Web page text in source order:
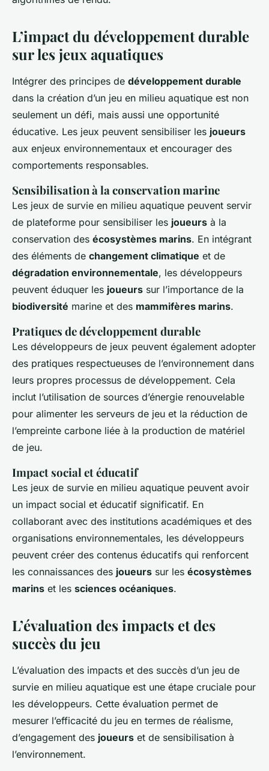
L’impact du développement durable
sur les jeux aquatiques
Intégrer des principes de développement durable
dans la création d’un jeu en milieu aquatique est non
seulement un défi, mais aussi une opportunité
éducative. Les jeux peuvent sensibiliser les joueurs
aux enjeux environnementaux et encourager des
comportements responsables.
Sensibilisation à la conservation marine
Les jeux de survie en milieu aquatique peuvent servir
de plateforme pour sensibiliser les joueurs à la
conservation des écosystèmes marins. En intégrant
des éléments de changement climatique et de
dégradation environnementale, les développeurs
peuvent éduquer les joueurs sur l’importance de la
biodiversité marine et des mammifères marins.
Pratiques de développement durable
Les développeurs de jeux peuvent également adopter
des pratiques respectueuses de l’environnement dans
leurs propres processus de développement. Cela
inclut l’utilisation de sources d’énergie renouvelable
pour alimenter les serveurs de jeu et la réduction de
l’empreinte carbone liée à la production de matériel
de jeu.
Impact social et éducatif
Les jeux de survie en milieu aquatique peuvent avoir
un impact social et éducatif significatif. En
collaborant avec des institutions académiques et des
organisations environnementales, les développeurs
peuvent créer des contenus éducatifs qui renforcent
les connaissances des joueurs sur les écosystèmes
marins et les sciences océaniques.
L’évaluation des impacts et des
succès du jeu
L’évaluation des impacts et des succès d’un jeu de
survie en milieu aquatique est une étape cruciale pour
les développeurs. Cette évaluation permet de
mesurer l’efficacité du jeu en termes de réalisme,
d’engagement des joueurs et de sensibilisation à
l’environnement.